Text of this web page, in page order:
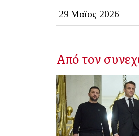
29 Μαϊος 2026
Από τον